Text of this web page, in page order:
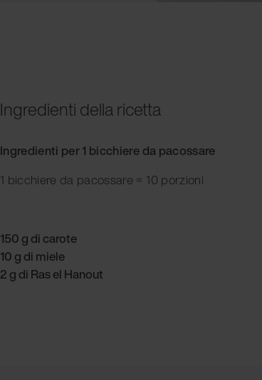
Ingredienti della ricetta
Ingredienti per 1 bicchiere da pacossare
1 bicchiere da pacossare = 10 porzioni
150 g di carote
10 g di miele
2 g di Ras el Hanout